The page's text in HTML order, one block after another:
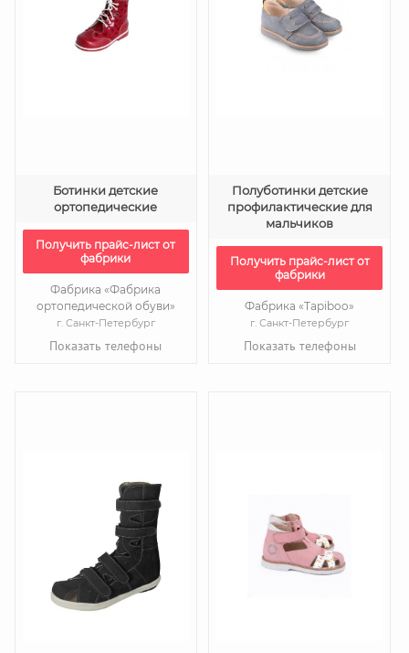
Ботинки детские
ортопедические
Получить прайс-лист от
фабрики
Фабрика «Фабрика
ортопедической обуви»
г. Санкт-Петербург
Показать телефоны
Полуботинки детские
профилактические для
мальчиков
Получить прайс-лист от
фабрики
Фабрика «Tapiboo»
г. Санкт-Петербург
Показать телефоны